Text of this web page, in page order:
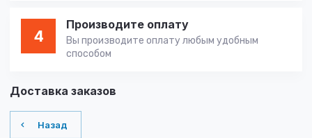
4
Производите оплату
Вы производите оплату любым удобным
способом
Доставка заказов
Назад